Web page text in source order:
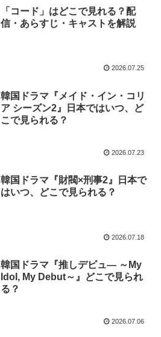
「コード」はどこで見れる？配
信・あらすじ・キャストを解説
2026.07.25
韓国ドラマ『メイド・イン・コリ
ア シーズン2』日本ではいつ、ど
こで見られる？
2026.07.23
韓国ドラマ『財閥×刑事2』日本で
はいつ、どこで見られる？
2026.07.18
韓国ドラマ『推しデビュ― ～My
Idol, My Debut～』どこで見られ
る？
2026.07.06